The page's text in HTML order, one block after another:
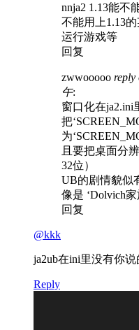
nnja2 1.13能不
不能用上1.13
运行游戏等
回复
zwwooooo reply
午:
窗口化在ja2.ini
把
为
且要把桌面分
32位）
UB的剧情貌似
像是 ‘Dolvich
回复
@kkk
ja2ub在ini里没有你
Reply